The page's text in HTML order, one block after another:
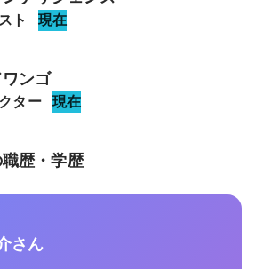
ト 現在
ンゴ
ター 現在
歴・学歴
さん